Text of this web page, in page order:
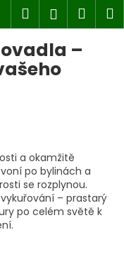
Hledat
–
a okamžitě
po bylinách a
se rozplynou.
– prastarý
po celém světě k